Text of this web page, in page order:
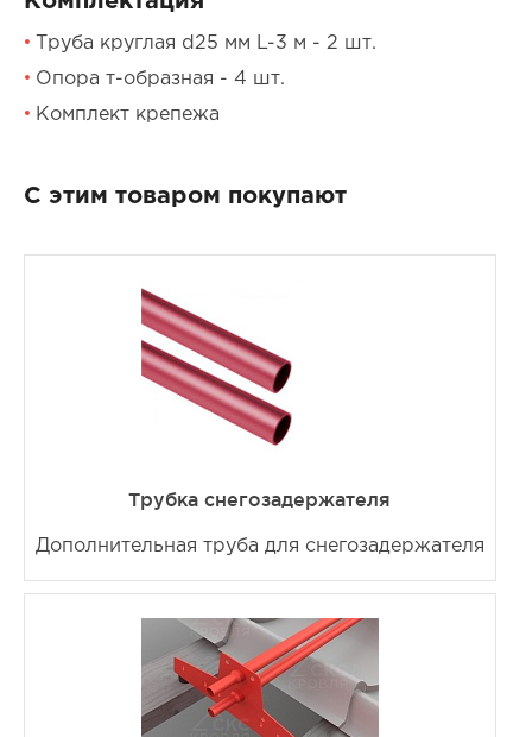
Труба круглая d25 мм L-3 м - 2 шт.
Опора т-образная - 4 шт.
Комплект крепежа
С этим товаром покупают
Трубка снегозадержателя
Дополнительная труба для снегозадержателя